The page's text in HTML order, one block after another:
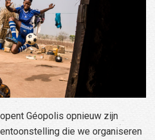
Géopolis opnieuw zijn
die we organiseren